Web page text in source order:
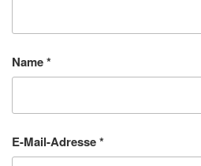
Name*
E-Mail-Adresse*